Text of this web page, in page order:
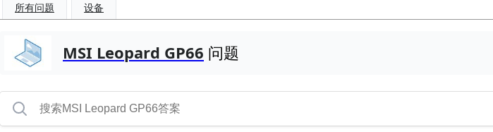
所有问题 设备
MSI Leopard GP66 问题